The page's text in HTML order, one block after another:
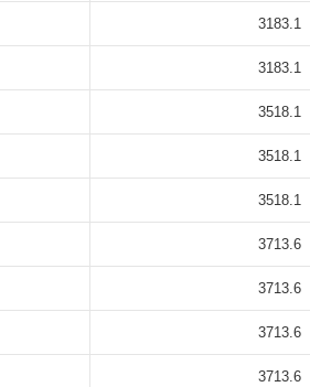
3183.1
3183.1
3518.1
3518.1
3518.1
3713.6
3713.6
3713.6
3713.6